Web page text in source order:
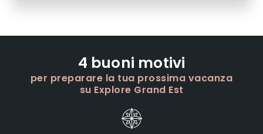
4 buoni motivi
per preparare la tua prossima vacanza
su Explore Grand Est